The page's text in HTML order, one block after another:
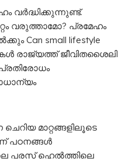
വര്‍ദ്ധിക്കുന്നുണ്ട്.
വരുത്താമോ? പ്രമേഹം
Can small lifestyle
രാജ്യത്ത് ജീവിതശൈലി
മാറ്റങ്ങളിലൂടെ
പഠനങ്ങൾ
പരസ് ഹെല്‍ത്തിലെ